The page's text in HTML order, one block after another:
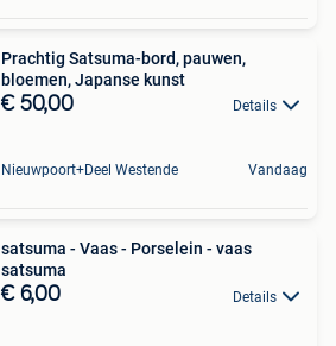
Prachtig Satsuma-bord, pauwen,
bloemen, Japanse kunst
€ 50,00 Details
Nieuwpoort+Deel Westende Vandaag
satsuma - Vaas - Porselein - vaas
satsuma
€ 6,00 Details